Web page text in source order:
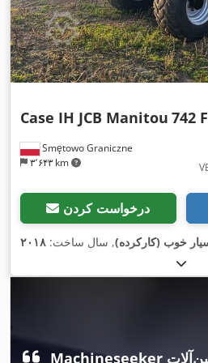
Smętowo Graniczne
۳٬۶۴۳ km
Case IH JCB Manitou 742
درخواست کردن
خوب (کارکرده), سال ساخت: ۲۰۱۸
Machineseeker سطح مزایده‌های ماشین‌آلات